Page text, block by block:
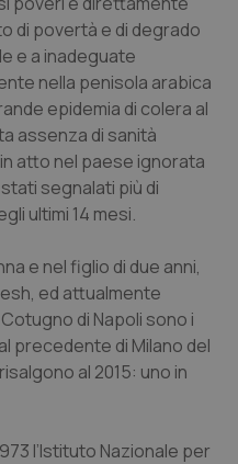
di povertà e di degrado
e a inadeguate
nella penisola arabica
epidemia di colera al
assenza di sanità
atto nel paese ignorata
segnalati più di
ultimi 14 mesi.
e nel figlio di due anni,
ed attualmente
di Napoli sono i
precedente di Milano del
al 2015: uno in
l’Istituto Nazionale per